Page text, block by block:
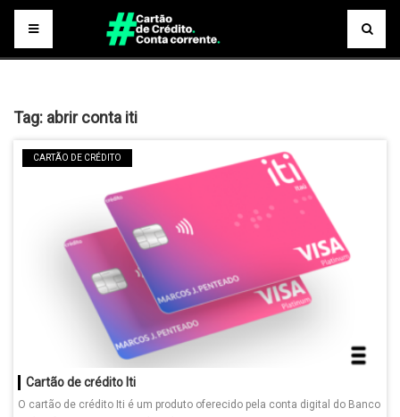
Tag: abrir conta iti
CARTÃO DE CRÉDITO
Cartão de crédito Iti
O cartão de crédito Iti é um produto oferecido pela conta digital do Banco